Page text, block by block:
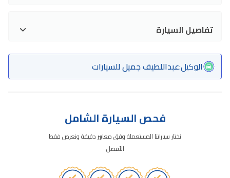
تفاصيل السيارة
الوكيل:عبداللطيف جميل للسيارات
فحص السيارة الشامل
نختار سياراتنا المستعملة وفق معايير دقيقة ونعرض فقط
الأفضل